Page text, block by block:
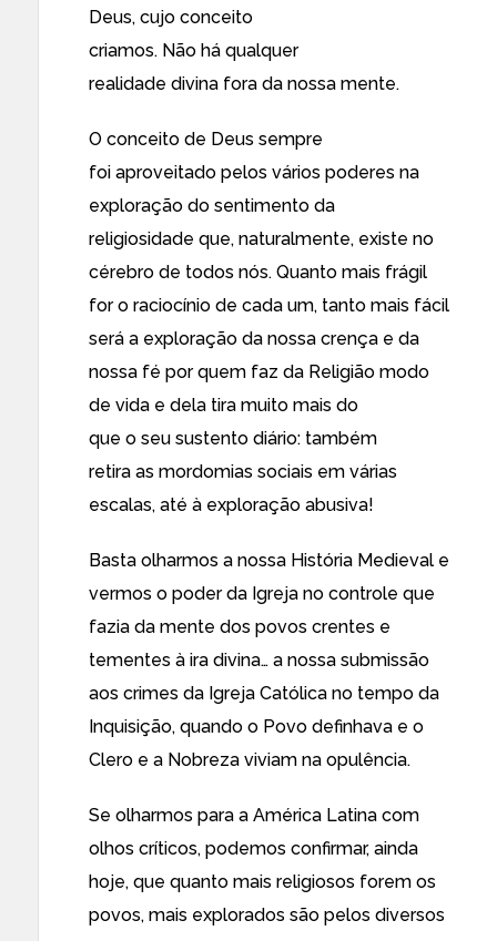
Deus, cujo conceito
criamos. Não há qualquer
realidade divina fora da nossa mente.
O conceito de Deus sempre
foi aproveitado pelos vários poderes na
exploração do sentimento da
religiosidade que, naturalmente, existe no
cérebro de todos nós. Quanto mais frágil
for o raciocínio de cada um, tanto mais fácil
será a exploração da nossa crença e da
nossa fé por quem faz da Religião modo
de vida e dela tira muito mais do
que o seu sustento diário: também
retira as mordomias sociais em várias
escalas, até à exploração abusiva!
Basta olharmos a nossa História Medieval e
vermos o poder da Igreja no controle que
fazia da mente dos povos crentes e
tementes à ira divina… a nossa submissão
aos crimes da Igreja Católica no tempo da
Inquisição, quando o Povo definhava e o
Clero e a Nobreza viviam na opulência.
Se olharmos para a América Latina com
olhos críticos, podemos confirmar, ainda
hoje, que quanto mais religiosos forem os
povos, mais explorados são pelos diversos